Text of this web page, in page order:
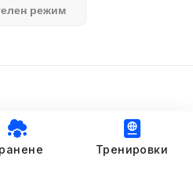
режим
App | 2025Тренировки